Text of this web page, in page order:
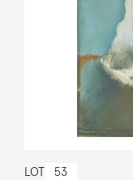
LOT 53